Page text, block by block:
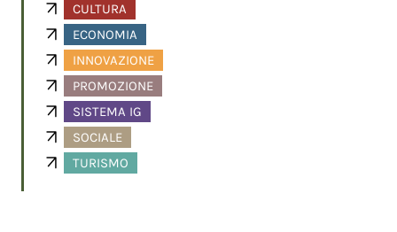
CULTURA
ECONOMIA
INNOVAZIONE
PROMOZIONE
SISTEMA IG
SOCIALE
TURISMO